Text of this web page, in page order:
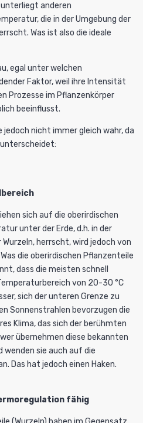
anderen
die in der Umgebung der
Was ist also die ideale
egal unter welchen
Faktor, weil ihre Intensität
Prozesse im Pflanzenkörper
beeinflusst.
jedoch nicht immer gleich wahr, da
sich auf die oberirdischen
unter der Erde, d.h. in der
herrscht, wird jedoch von
die oberirdischen Pflanzenteile
dass die meisten schnell
von 20-30 °C
sich der unteren Grenze zu
Sonnenstrahlen bevorzugen die
Klima, das sich der berühmten
übernehmen diese bekannten
wenden sie auch auf die
Das hat jedoch einen Haken.
fähig